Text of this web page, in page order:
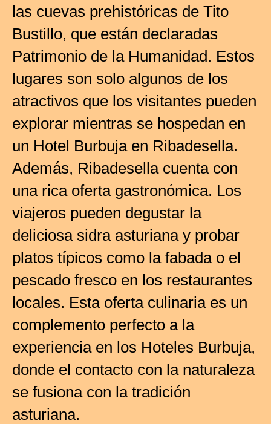
las cuevas prehistóricas de Tito
Bustillo, que están declaradas
Patrimonio de la Humanidad. Estos
lugares son solo algunos de los
atractivos que los visitantes pueden
explorar mientras se hospedan en
un Hotel Burbuja en Ribadesella.
Además, Ribadesella cuenta con
una rica oferta gastronómica. Los
viajeros pueden degustar la
deliciosa sidra asturiana y probar
platos típicos como la fabada o el
pescado fresco en los restaurantes
locales. Esta oferta culinaria es un
complemento perfecto a la
experiencia en los Hoteles Burbuja,
donde el contacto con la naturaleza
se fusiona con la tradición
asturiana.